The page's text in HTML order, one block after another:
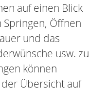
auf einen Blick
Öffnen
und das
usw. zu
können
Übersicht auf